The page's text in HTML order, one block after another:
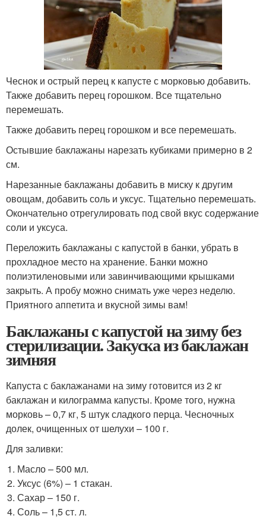
Чеснок и острый перец к капусте с морковью добавить.
Также добавить перец горошком. Все тщательно
перемешать.
Также добавить перец горошком и все перемешать.
Остывшие баклажаны нарезать кубиками примерно в 2
см.
Нарезанные баклажаны добавить в миску к другим
овощам, добавить соль и уксус. Тщательно перемешать.
Окончательно отрегулировать под свой вкус содержание
соли и уксуса.
Переложить баклажаны с капустой в банки, убрать в
прохладное место на хранение. Банки можно
полиэтиленовыми или завинчивающими крышками
закрыть. А пробу можно снимать уже через неделю.
Приятного аппетита и вкусной зимы вам!
Баклажаны с капустой на зиму без
стерилизации. Закуска из баклажан
зимняя
Капуста с баклажанами на зиму готовится из 2 кг
баклажан и килограмма капусты. Кроме того, нужна
морковь – 0,7 кг, 5 штук сладкого перца. Чесночных
долек, очищенных от шелухи – 100 г.
Для заливки:
Масло – 500 мл.
Уксус (6%) – 1 стакан.
Сахар – 150 г.
Соль – 1,5 ст. л.